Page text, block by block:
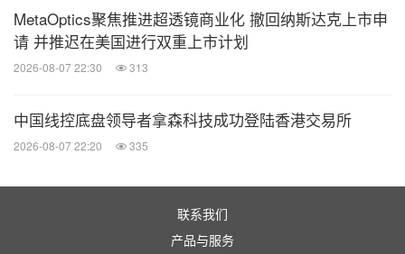
MetaOptics聚焦推进超透镜商业化 撤回纳斯达克上市申
请 并推迟在美国进行双重上市计划
2026-08-07 22:30 313
中国线控底盘领导者拿森科技成功登陆香港交易所
2026-08-07 22:20 335
联系我们
产品与服务